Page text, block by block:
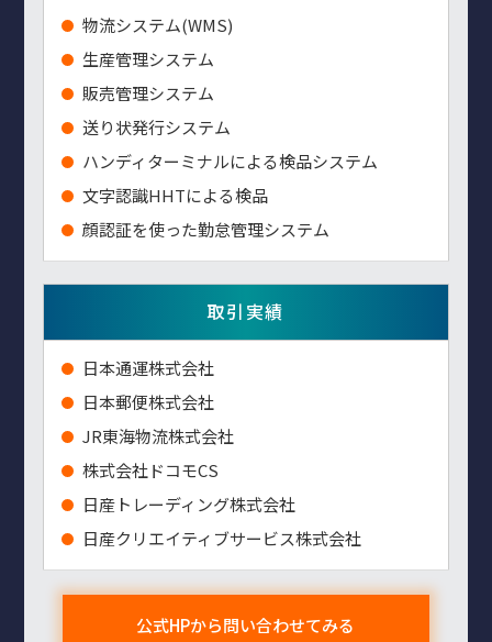
物流システム(WMS)
生産管理システム
販売管理システム
送り状発行システム
ハンディターミナルによる検品システム
⽂字認識HHTによる検品
顔認証を使った勤怠管理システム
取引実績
⽇本通運株式会社
⽇本郵便株式会社
JR東海物流株式会社
株式会社ドコモCS
日産トレーディング株式会社
日産クリエイティブサービス株式会社
公式HPから問い合わせてみる